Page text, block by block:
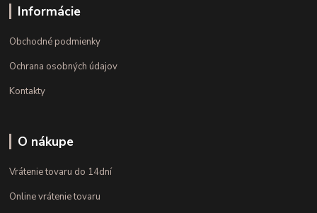
Informácie
Obchodné podmienky
Ochrana osobných údajov
Kontakty
O nákupe
Vrátenie tovaru do 14dní
Online vrátenie tovaru